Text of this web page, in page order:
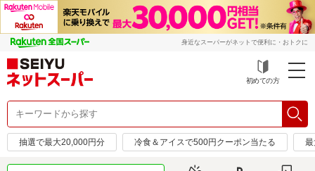
身近なスーパーがネットで便利に・おトクに
初めての方
抽選で最大20,000円分 冷食＆アイスで500円クーポン当たる